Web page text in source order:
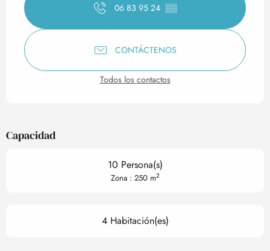
06 83 95 24 ▒▒
CONTÁCTENOS
Todos los contactos
Capacidad
10 Persona(s)
Zona : 250 m2
4 Habitación(es)